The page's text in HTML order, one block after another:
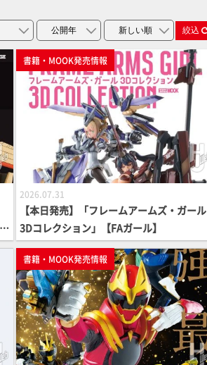
絞込
書籍・MOOK発売情報
2026.07.31
【本日発売】「フレームアームズ・ガール
3Dコレクション」【FAガール】
書籍・MOOK発売情報